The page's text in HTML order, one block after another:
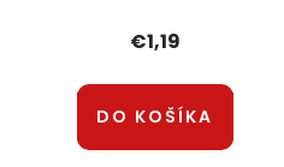
€1,19
DO KOŠÍKA